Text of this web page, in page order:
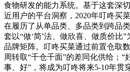
食物研发的能力系统。基于这套深
近用户的平台洞察，2020年叮咚买
在履历了从单品类、多品类到跨品
套以“做‘简’法、做欣喜、做质价比
品牌矩阵。叮咚买菜通过前置仓取
周转取“千仓千面”的差同化供给；“
事、好”，将成为叮咚将来5-10年贯